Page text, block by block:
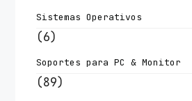
Sistemas Operativos
(6)
Soportes para PC & Monitor
(89)